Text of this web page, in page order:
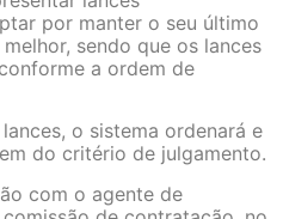
por manter o seu último
sendo que os lances
a ordem de
o sistema ordenará e
do critério de julgamento.
com o agente de